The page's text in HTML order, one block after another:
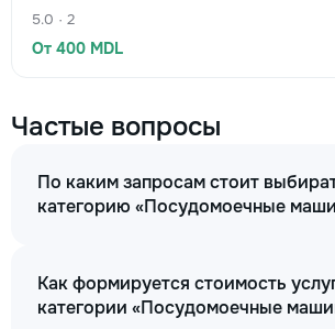
5.0 · 2
От 400 MDL
Частые вопросы
По каким запросам стоит
категорию «Посудомоечные
Как формируется стоимость
категории «Посудомоечные